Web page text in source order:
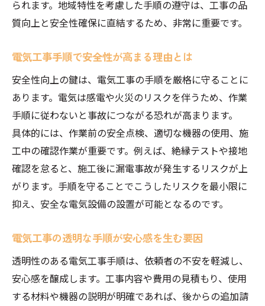
られます。地域特性を考慮した手順の遵守は、工事の品
質向上と安全性確保に直結するため、非常に重要です。
電気工事手順で安全性が高まる理由とは
安全性向上の鍵は、電気工事の手順を厳格に守ることに
あります。電気は感電や火災のリスクを伴うため、作業
手順に従わないと事故につながる恐れが高まります。
具体的には、作業前の安全点検、適切な機器の使用、施
工中の確認作業が重要です。例えば、絶縁テストや接地
確認を怠ると、施工後に漏電事故が発生するリスクが上
がります。手順を守ることでこうしたリスクを最小限に
抑え、安全な電気設備の設置が可能となるのです。
電気工事の透明な手順が安心感を生む要因
透明性のある電気工事手順は、依頼者の不安を軽減し、
安心感を醸成します。工事内容や費用の見積もり、使用
する材料や機器の説明が明確であれば、後からの追加請